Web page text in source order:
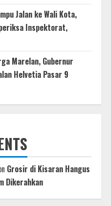
Jalan ke Wali Kota,
Inspektorat,
Marelan, Gubernur
Helvetia Pasar 9
Grosir di Kisaran Hangus
Dikerahkan